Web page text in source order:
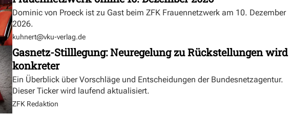
Dominic von Proeck ist zu Gast beim ZFK Frauennetzwerk am 10. Dezember
2026.
kuhnert@vku-verlag.de
Gasnetz-Stilllegung: Neuregelung zu Rückstellungen wird
konkreter
Ein Überblick über Vorschläge und Entscheidungen der Bundesnetzagentur.
Dieser Ticker wird laufend aktualisiert.
ZFK Redaktion